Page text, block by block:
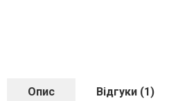
Опис Відгуки (1)